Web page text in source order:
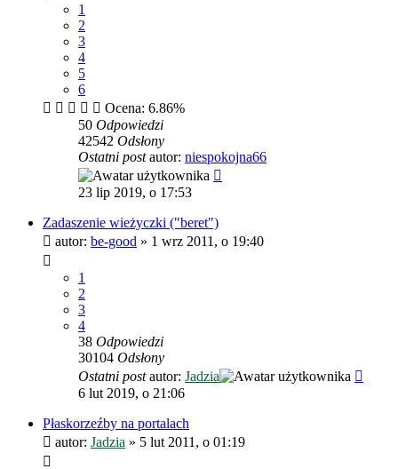
1
2
3
4
5
6
Ocena: 6.86%
50 Odpowiedzi
42542 Odsłony
Ostatni postautor: niespokojna66
23 lip 2019, o 17:53
Zadaszenie wieżyczki ("beret")
autor: be-good » 1 wrz 2011, o 19:40
1
2
3
4
38 Odpowiedzi
30104 Odsłony
Ostatni postautor: Jadzia
6 lut 2019, o 21:06
Płaskorzeźby na portalach
autor: Jadzia » 5 lut 2011, o 01:19